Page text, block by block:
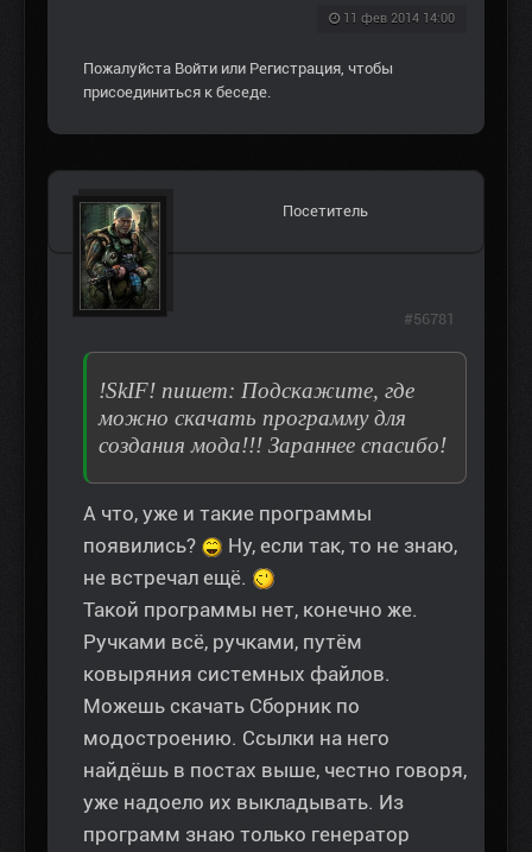
11 фев 2014 14:00
Пожалуйста Войти или Регистрация , чтобы
присоединиться к беседе.
Посетитель
!SkIF! пишет: Подскажите, где
можно скачать программу для
создания мода!!! Зараннее спасибо!
А что, уже и такие программы
появились?
Ну, если так, то не знаю,
не встречал ещё.
Такой программы нет, конечно же.
Ручками всё, ручками, путём
ковыряния системных файлов.
Можешь скачать Сборник по
модостроению. Ссылки на него
найдёшь в постах выше, честно говоря,
уже надоело их выкладывать. Из
программ знаю только генератор
#56781